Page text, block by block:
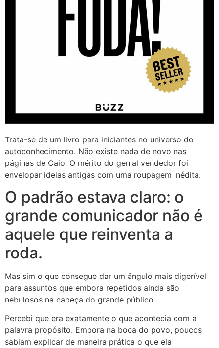
Trata-se de um livro para iniciantes no universo do
autoconhecimento. Não existe nada de novo nas
páginas de Caio. O mérito do genial vendedor foi
envelopar ideias antigas com uma roupagem inédita.
O padrão estava claro: o
grande comunicador não é
aquele que reinventa a
roda.
Mas sim o que consegue dar um ângulo mais digerível
para assuntos que embora repetidos ainda são
nebulosos na cabeça do grande público.
Percebi que era exatamente o que acontecia com a
palavra propósito. Embora na boca do povo, poucos
sabiam explicar de maneira prática o que ela